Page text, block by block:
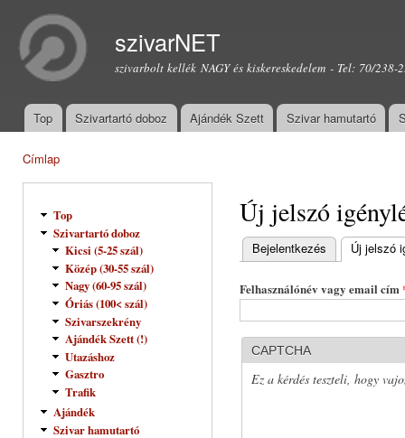
szivarNET
szivarbolt kellék NAGY és kiskereskedelem - Tel: 70/238-
Főmenü
Top Szivartartó doboz Ajándék Szett Szivar hamutartó
Címlap
Top
Szivartartó doboz
Kicsi (5-25 szál)
Közép (30-55 szál)
Nagy (60-95 szál)
Óriás (100< szál)
Szivarszekrény
Ajándék Szett (!)
Utazáshoz
Gasztro
Trafik
Ajándék
Szivar hamutartó
Új jelszó
Elsődleges fülek
Bejelentkezés Új jelszó
Felhasználónév vagy email cím
CAPTCHA
Ez a kérdés teszteli, hogy